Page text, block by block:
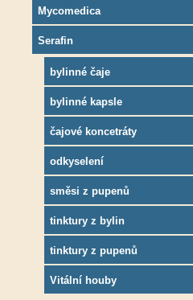
Mycomedica
Serafin
bylinné čaje
bylinné kapsle
čajové koncetráty
odkyselení
směsi z pupenů
tinktury z bylin
tinktury z pupenů
Vitální houby